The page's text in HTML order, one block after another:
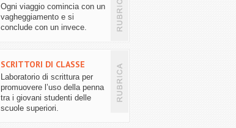
Ogni viaggio comincia con un
vagheggiamento e si
conclude con un invece.
SCRITTORI DI CLASSE
Laboratorio di scrittura per
promuovere l’uso della penna
tra i giovani studenti delle
scuole superiori.